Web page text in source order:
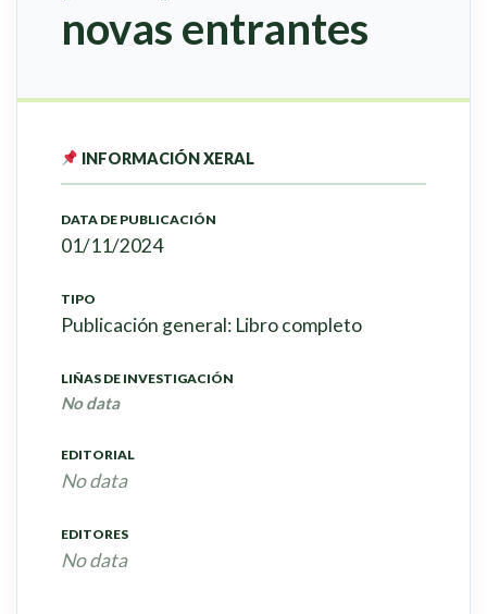
novas entrantes
INFORMACIÓN XERAL
DATA DE PUBLICACIÓN
01/11/2024
TIPO
Publicación general: Libro completo
LIÑAS DE INVESTIGACIÓN
No data
EDITORIAL
No data
EDITORES
No data